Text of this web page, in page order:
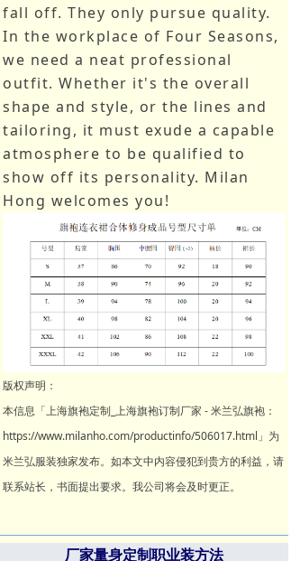
fall off. They only pursue quality.
In the workplace of Four Seasons,
we need a neat professional
outfit. Whether it's the overall
shape and style, or the lines and
tailoring, it must exude a capable
atmosphere to be qualified to
show off its personality. Milan
Hong welcomes you!
版权声明：
本信息「上海旗袍定制_上海旗袍订制厂家 - 米兰弘旗袍：
https://www.milanho.com/productinfo/506017.html」为
米兰弘服装独家发布。如本文中内容侵犯到贵方的利益，请
联系站长，书面提出要求。我公司将会及时更正。
厂家量身定制职业装方法